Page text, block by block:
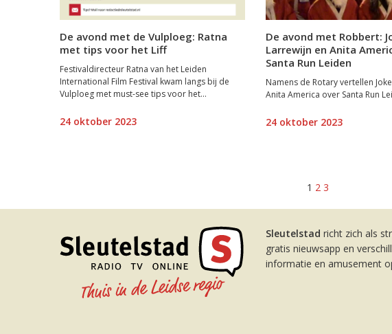
De avond met de Vulploeg: Ratna
met tips voor het Liff
Festivaldirecteur Ratna van het Leiden
International Film Festival kwam langs bij de
Vulploeg met must-see tips voor het...
24 oktober 2023
De avond met Robbert:
Larrewijn en Anita
Santa Run Leiden
Namens de Rotary vertellen
Anita America over Santa Run
24 oktober 2023
1 2 3
Sleutelstad richt zich als
gratis nieuwsapp en
informatie en amusement